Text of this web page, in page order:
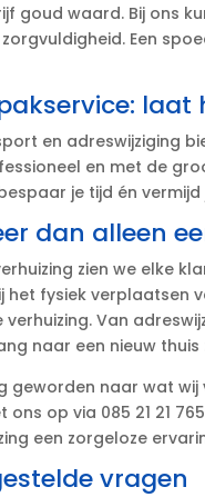
goud waard.​ Bij ons
Een
en adreswijziging
en met de
je tijd én vermijd
dan alleen
zien we elke
het fysiek verplaatsen
verhuizing.​ Van
naar een nieuw
geworden naar wat
op via 085 21 21
een zorgeloze
vragen